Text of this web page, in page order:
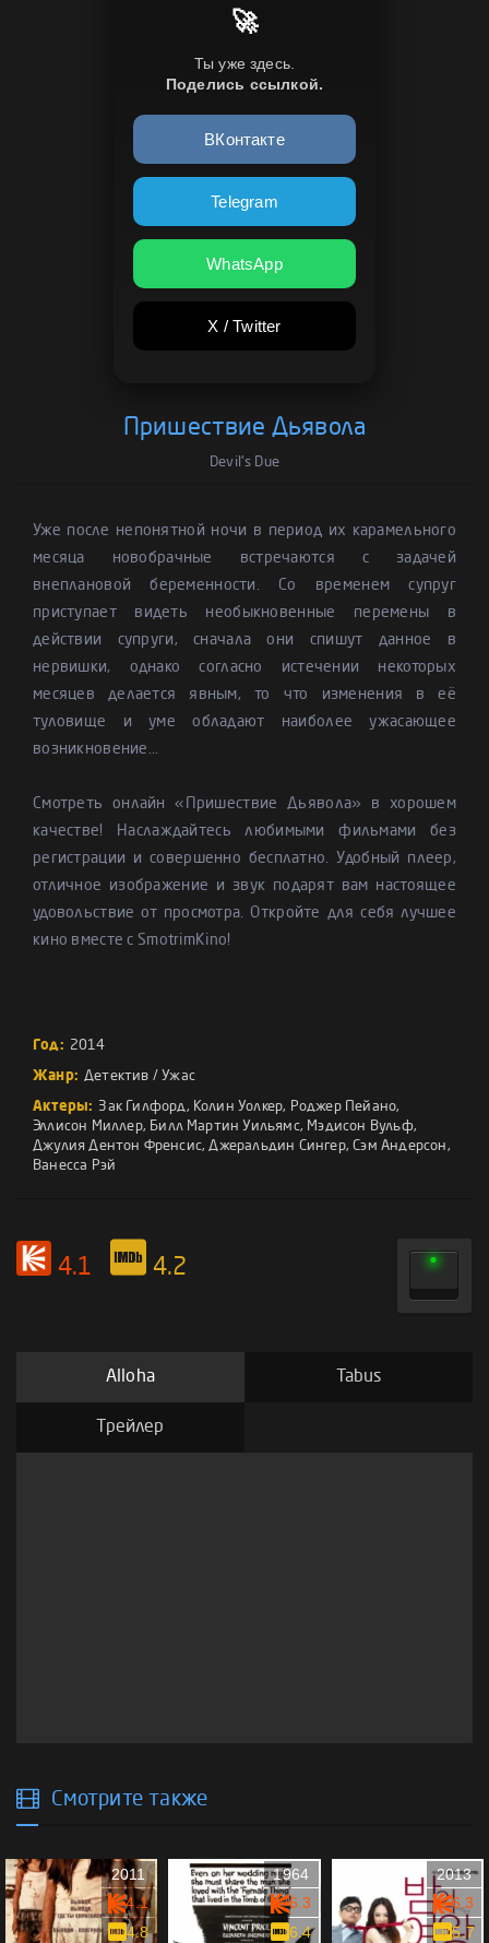
🚀
Ты уже здесь.
Поделись ссылкой.
ВКонтакте
Telegram
WhatsApp
X / Twitter
Пришествие Дьявола
Devil's Due
Уже после непонятной ночи в период их карамельного
месяца новобрачные встречаются с задачей
внеплановой беременности. Со временем супруг
приступает видеть необыкновенные перемены в
действии супруги, сначала они спишут данное в
нервишки, однако согласно истечении некоторых
месяцев делается явным, то что изменения в её
туловище и уме обладают наиболее ужасающее
возникновение...
Смотреть онлайн «Пришествие Дьявола» в хорошем
качестве! Наслаждайтесь любимыми фильмами без
регистрации и совершенно бесплатно. Удобный плеер,
отличное изображение и звук подарят вам настоящее
удовольствие от просмотра. Откройте для себя лучшее
кино вместе с SmotrimKino!
Год: 2014
Жанр: Детектив /Ужас
Актеры: Зак Гилфорд, Колин Уолкер, Роджер Пейано,
Эллисон Миллер, Билл Мартин Уильямс, Мэдисон Вульф,
Джулия Дентон Френсис,Джеральдин Сингер,Сэм Андерсон,
Ванесса Рэй
4.1 4.2
Alloha Tabus
Трейлер
Смотрите также
2011
4.1
4.8
1964
6.3
6.4
2013
6.3
5.7